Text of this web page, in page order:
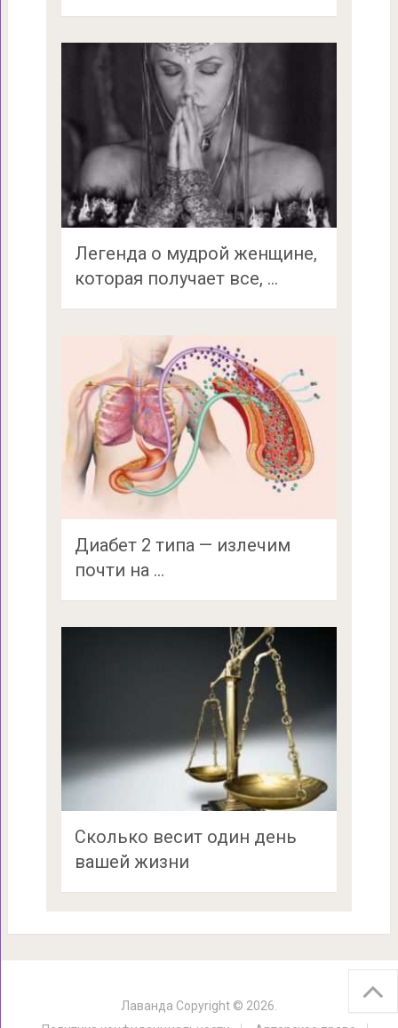
Легенда о мудрой женщине,
которая получает все, …
Диабет 2 типа — излечим
почти на …
Сколько весит один день
вашей жизни
Лаванда Copyright © 2026.